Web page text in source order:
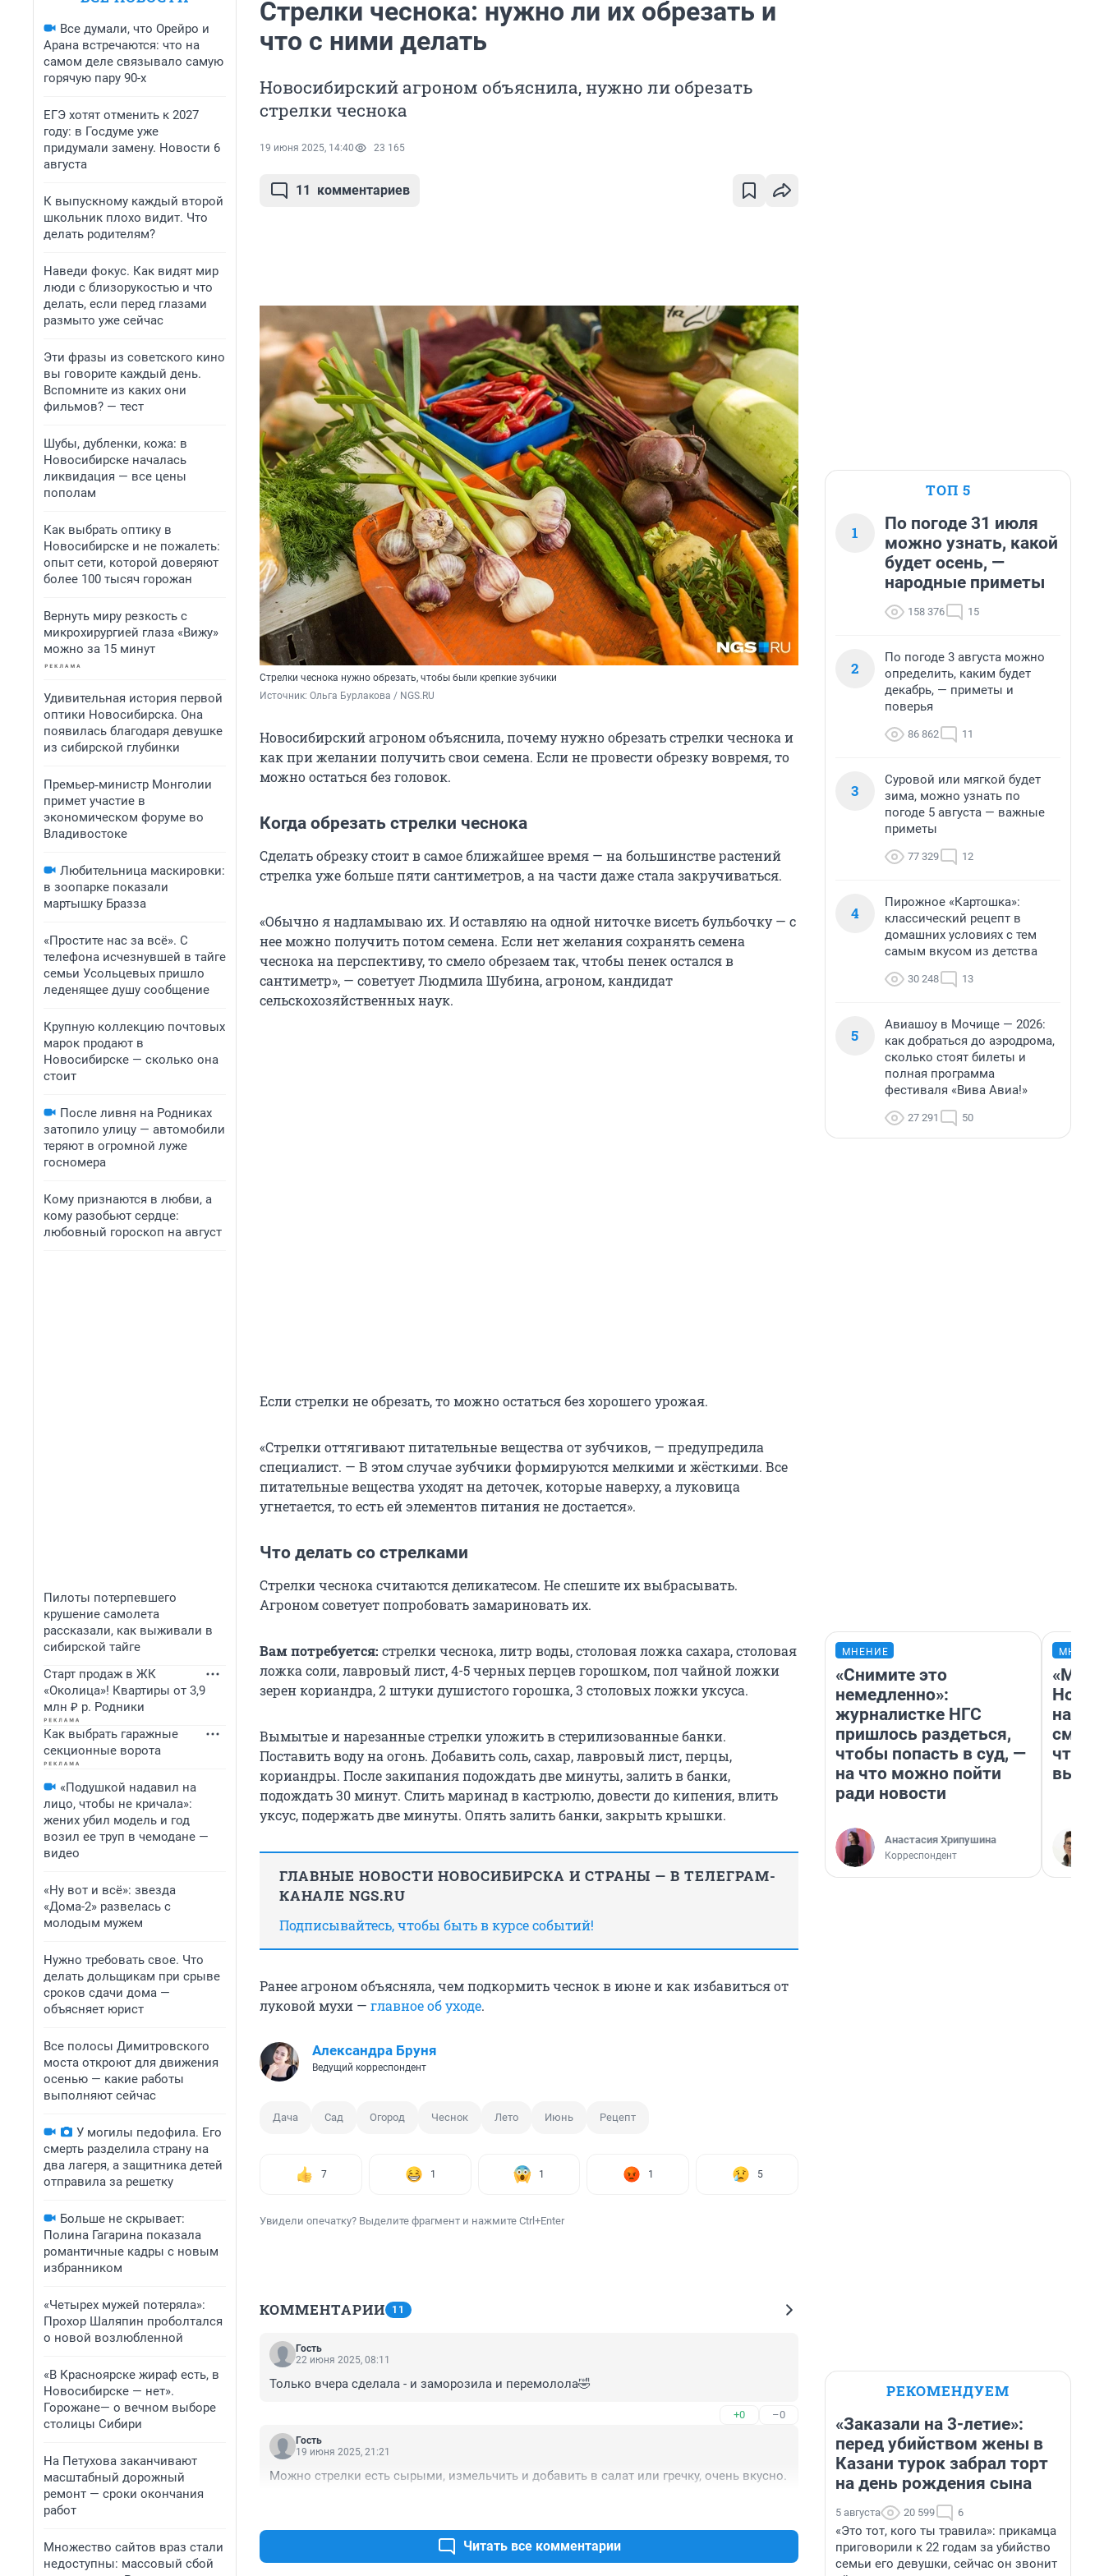
Все думали, что Орейро и
Арана встречаются: что на
самом деле связывало самую
горячую пару 90-х
ЕГЭ хотят отменить к 2027
году: в Госдуме уже
придумали замену. Новости 6
августа
К выпускному каждый второй
школьник плохо видит. Что
делать родителям?
Наведи фокус. Как видят мир
люди с близорукостью и что
делать, если перед глазами
размыто уже сейчас
Эти фразы из советского кино
вы говорите каждый день.
Вспомните из каких они
фильмов? — тест
Шубы, дубленки, кожа: в
Новосибирске началась
ликвидация — все цены
пополам
Как выбрать оптику в
Новосибирске и не пожалеть:
опыт сети, которой доверяют
более 100 тысяч горожан
Вернуть миру резкость с
микрохирургией глаза «Вижу»
можно за 15 минут
Удивительная история первой
оптики Новосибирска. Она
появилась благодаря девушке
из сибирской глубинки
Премьер‑министр Монголии
примет участие в
экономическом форуме во
Владивостоке
Любительница маскировки:
в зоопарке показали
мартышку Бразза
«Простите нас за всё». С
телефона исчезнувшей в тайге
семьи Усольцевых пришло
леденящее душу сообщение
Крупную коллекцию почтовых
марок продают в
Новосибирске — сколько она
стоит
После ливня на Родниках
затопило улицу — автомобили
теряют в огромной луже
госномера
Кому признаются в любви, а
кому разобьют сердце:
любовный гороскоп на август
Пилоты потерпевшего
крушение самолета
рассказали, как выживали в
сибирской тайге
Старт продаж в ЖК
«Околица»! Квартиры от 3,9
млн ₽ р. Родники
Как выбрать гаражные
секционные ворота
«Подушкой надавил на
лицо, чтобы не кричала»:
жених убил модель и год
возил ее труп в чемодане —
видео
«Ну вот и всё»: звезда
«Дома-2» развелась с
молодым мужем
Нужно требовать свое. Что
делать дольщикам при срыве
сроков сдачи дома —
объясняет юрист
Все полосы Димитровского
моста откроют для движения
осенью — какие работы
выполняют сейчас
У могилы педофила. Его
смерть разделила страну на
два лагеря, а защитника детей
отправила за решетку
Больше не скрывает:
Полина Гагарина показала
романтичные кадры с новым
избранником
«Четырех мужей потеряла»:
Прохор Шаляпин проболтался
о новой возлюбленной
«В Красноярске жираф есть, в
Новосибирске — нет».
Горожане— о вечном выборе
столицы Сибири
На Петухова заканчивают
масштабный дорожный
ремонт — сроки окончания
работ
Множество сайтов враз стали
недоступны: массовый сбой
Стрелки чеснока: нужно ли их обрезать и
что с ними делать
Новосибирский агроном объяснила, нужно ли обрезать
стрелки чеснока
19 июня 2025, 14:40 23 165
11 комментариев
Стрелки чеснока нужно обрезать, чтобы были крепкие зубчики
Источник: Ольга Бурлакова / NGS.RU
Новосибирский агроном объяснила, почему нужно обрезать стрелки чеснока и
как при желании получить свои семена. Если не провести обрезку вовремя, то
можно остаться без головок.
Когда обрезать стрелки чеснока
Сделать обрезку стоит в самое ближайшее время — на большинстве растений
стрелка уже больше пяти сантиметров, а на части даже стала закручиваться.
«Обычно я надламываю их. И оставляю на одной ниточке висеть бульбочку — с
нее можно получить потом семена. Если нет желания сохранять семена
чеснока на перспективу, то смело обрезаем так, чтобы пенек остался в
сантиметр», — советует Людмила Шубина, агроном, кандидат
сельскохозяйственных наук.
Если стрелки не обрезать, то можно остаться без хорошего урожая.
«Стрелки оттягивают питательные вещества от зубчиков, — предупредила
специалист. — В этом случае зубчики формируются мелкими и жёсткими. Все
питательные вещества уходят на деточек, которые наверху, а луковица
угнетается, то есть ей элементов питания не достается».
Что делать со стрелками
Стрелки чеснока считаются деликатесом. Не спешите их выбрасывать.
Агроном советует попробовать замариновать их.
Вам потребуется: стрелки чеснока, литр воды, столовая ложка сахара, столовая
ложка соли, лавровый лист, 4-5 черных перцев горошком, пол чайной ложки
зерен кориандра, 2 штуки душистого горошка, 3 столовых ложки уксуса.
Вымытые и нарезанные стрелки уложить в стерилизованные банки.
Поставить воду на огонь. Добавить соль, сахар, лавровый лист, перцы,
кориандры. После закипания подождать две минуты, залить в банки,
подождать 30 минут. Слить маринад в кастрюлю, довести до кипения, влить
уксус, подержать две минуты. Опять залить банки, закрыть крышки.
ГЛАВНЫЕ НОВОСТИ НОВОСИБИРСКА И СТРАНЫ — В ТЕЛЕГРАМ-
КАНАЛЕ NGS.RU
Подписывайтесь, чтобы быть в курсе событий!
Ранее агроном объясняла, чем подкормить чеснок в июне и как избавиться от
луковой мухи — главное об уходе.
Александра Бруня
Ведущий корреспондент
Дача Сад Огород Чеснок Лето Июнь Рецепт
7 1 1 1 5
Увидели опечатку? Выделите фрагмент и нажмите Ctrl+Enter
КОММЕНТАРИИ 11
Гость
22 июня 2025, 08:11
Только вчера сделала - и заморозила и перемолола🤣
+0 –0
Гость
19 июня 2025, 21:21
Можно стрелки есть сырыми, измельчить и добавить в салат или гречку, очень вкусно.
Читать все комментарии
ТОП 5
1
По погоде 31 июля
можно узнать, какой
будет осень, —
народные приметы
158 376 15
2
По погоде 3 августа можно
определить, каким будет
декабрь, — приметы и
поверья
86 862 11
3
Суровой или мягкой будет
зима, можно узнать по
погоде 5 августа — важные
приметы
77 329 12
4
Пирожное «Картошка»:
классический рецепт в
домашних условиях с тем
самым вкусом из детства
30 248 13
5
Авиашоу в Мочище — 2026:
как добраться до аэродрома,
сколько стоят билеты и
полная программа
фестиваля «Вива Авиа!»
27 291 50
МНЕНИЕ
«Снимите это
немедленно»:
журналистке НГС
пришлось раздеться,
чтобы попасть в суд, —
на что можно пойти
ради новости
Анастасия Хрипушина
Корреспондент
«Мы
РЕКОМЕНДУЕМ
«Заказали на 3-летие»:
перед убийством жены в
Казани турок забрал торт
на день рождения сына
5 августа 20 599 6
«Это тот, кого ты травила»: прикамца
приговорили к 22 годам за убийство
семьи его девушки, сейчас он звонит